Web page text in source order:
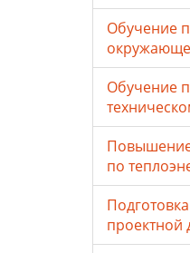
Обучение
Обучение
по
проектной